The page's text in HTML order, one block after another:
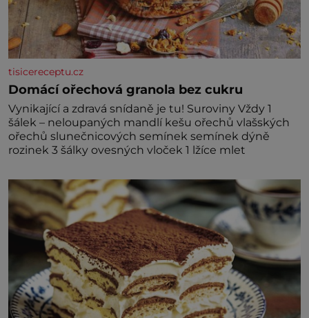
tisicereceptu.cz
Domácí ořechová granola bez cukru
Vynikající a zdravá snídaně je tu! Suroviny Vždy 1
šálek – neloupaných mandlí kešu ořechů vlašských
ořechů slunečnicových semínek semínek dýně
rozinek 3 šálky ovesných vloček 1 lžíce mlet